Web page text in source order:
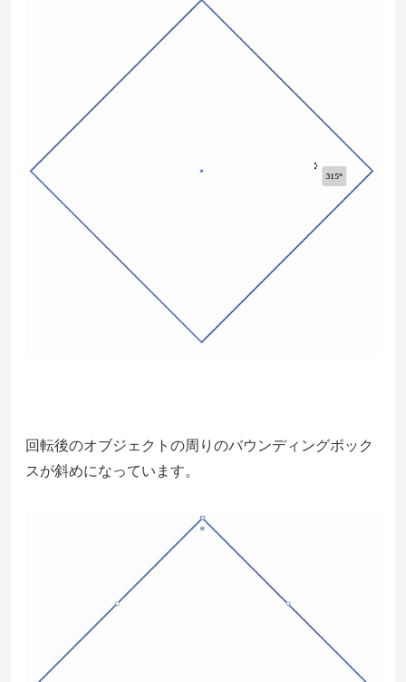
回転後のオブジェクトの周りのバウンディングボック
スが斜めになっています。